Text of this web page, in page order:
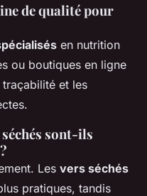
de qualité pour
en nutrition
ou boutiques en ligne
et les
sont-ils
Les vers séchés
pratiques, tandis